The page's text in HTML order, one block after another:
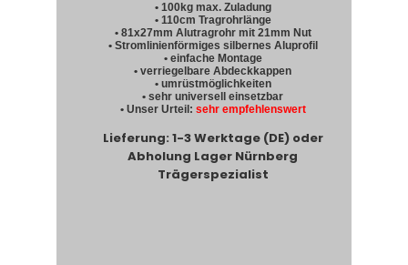
• 100kg max. Zuladung
• 110cm Tragrohrlänge
• 81x27mm Alutragrohr mit 21mm Nut
• Stromlinienförmiges silbernes Aluprofil
• einfache Montage
• verriegelbare Abdeckkappen
• umrüstmöglichkeiten
• sehr universell einsetzbar
• Unser Urteil: sehr empfehlenswert
Lieferung: 1-3 Werktage (DE) oder
Abholung Lager Nürnberg
Trägerspezialist